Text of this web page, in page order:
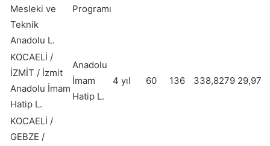
Mesleki ve
Teknik
Anadolu L.
Programı
KOCAELİ /
İZMİT / İzmit
Anadolu İmam
Hatip L.
Anadolu
İmam
Hatip L.
4 yıl 60 136 338,8279 29,97
KOCAELİ /
GEBZE /